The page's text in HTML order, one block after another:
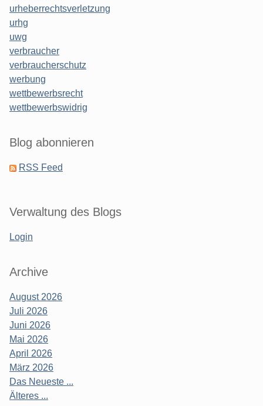
urheberrechtsverletzung
urhg
uwg
verbraucher
verbraucherschutz
werbung
wettbewerbsrecht
wettbewerbswidrig
Blog abonnieren
RSS Feed
Verwaltung des Blogs
Login
Archive
August 2026
Juli 2026
Juni 2026
Mai 2026
April 2026
März 2026
Das Neueste ...
Älteres ...